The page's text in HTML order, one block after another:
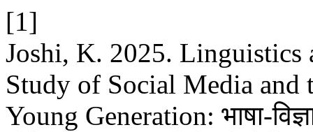
[1]
Joshi, K. 2025.
Study of Social Media
Young Generation: भाषा-